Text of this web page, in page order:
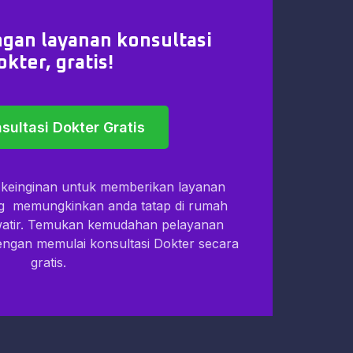
layanan konsultasi
gratis!
Dokter Gratis
untuk memberikan layanan
memungkinkan anda tatap di rumah
Temukan kemudahan pelayanan
memulai konsultasi Dokter secara
gratis.